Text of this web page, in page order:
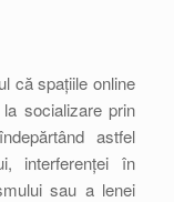
că spațiile online
socializare prin
astfel
interferenței în
sau a lenei